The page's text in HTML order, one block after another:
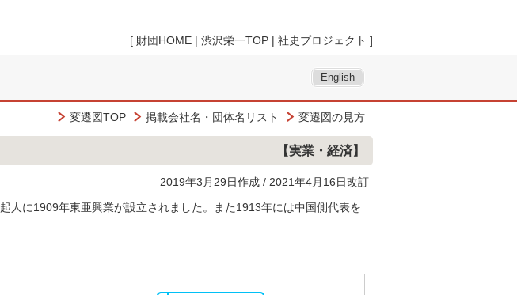
[ 財団HOME | 渋沢栄一TOP | 社史プロジェクト ]
English
変遷図TOP 掲載会社名・団体名リスト 変遷図の見方
【実業・経済】
2019年3月29日作成 / 2021年4月16日改訂
人に1909年東亜興業が設立されました。また1913年には中国側代表を